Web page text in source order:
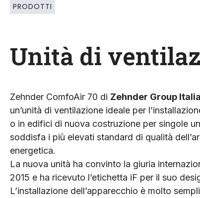
PRODOTTI
Unità di
Zehnder ComfoAir 70 di Zehnder Group Italia
un’unità di ventilazione ideale per
o in edifici di nuova costruzione per singole
soddisfa i più elevati standard di qualità
energetica.
La nuova unità ha convinto la giuria
2015 e ha ricevuto l’etichetta iF per il suo
L’installazione dell’apparecchio è molto